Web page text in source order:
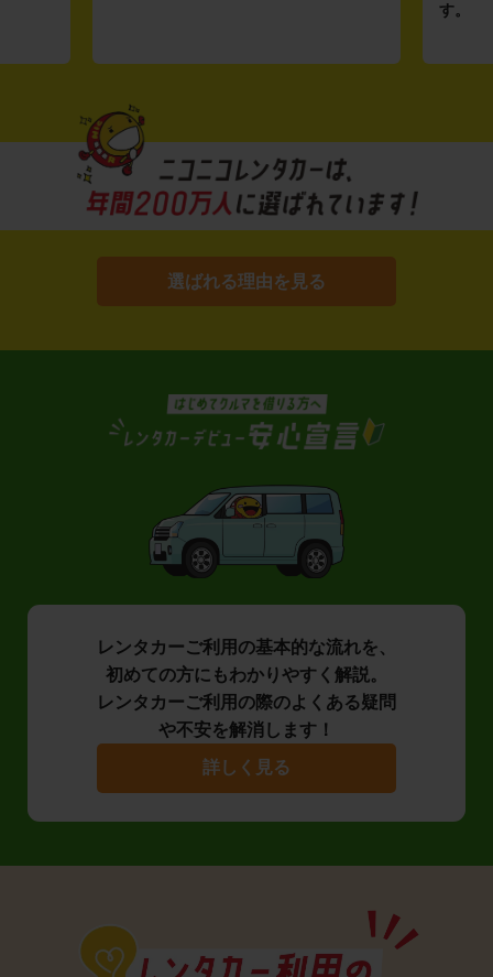
す。
選ばれる理由を見る
レンタカーご利用の基本的な流れを、
初めての方にもわかりやすく解説。
レンタカーご利用の際のよくある疑問
や不安を解消します！
詳しく見る